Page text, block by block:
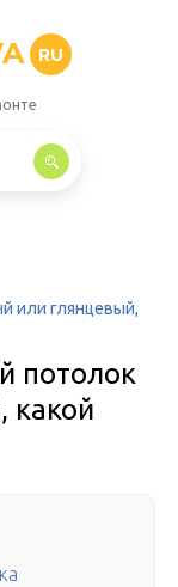
RU
или глянцевый,
потолок
какой